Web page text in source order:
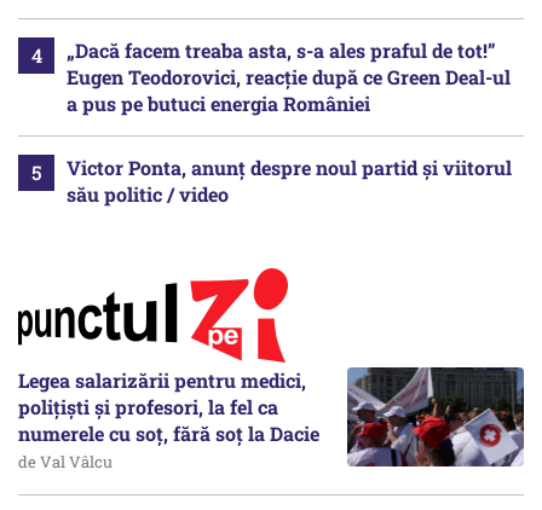
„Dacă facem treaba asta, s-a ales praful de tot!”
Eugen Teodorovici, reacție după ce Green Deal-ul
a pus pe butuci energia României
Victor Ponta, anunț despre noul partid și viitorul
său politic / video
Legea salarizării pentru medici,
polițiști și profesori, la fel ca
numerele cu soț, fără soț la Dacie
de Val Vâlcu